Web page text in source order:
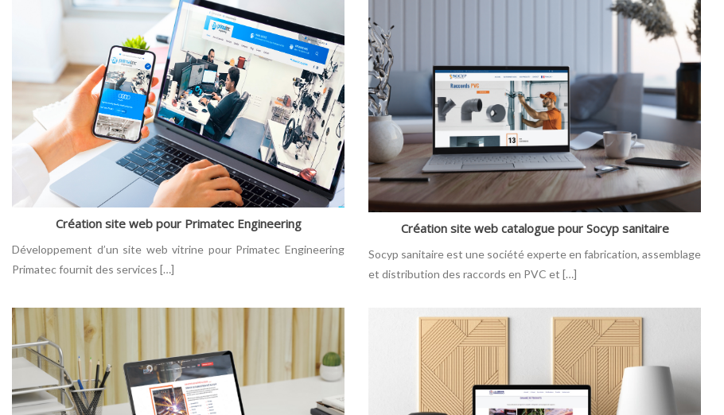
Création site web pour Primatec Engineering
Développement d’un site web vitrine pour Primatec Engineering
Primatec fournit des services […]
Création site web catalogue pour Socyp sanitaire
Socyp sanitaire est une société experte en fabrication, assemblage
et distribution des raccords en PVC et […]